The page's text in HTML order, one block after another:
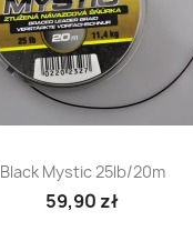
Black Mystic 25lb/20m
59,90 zł